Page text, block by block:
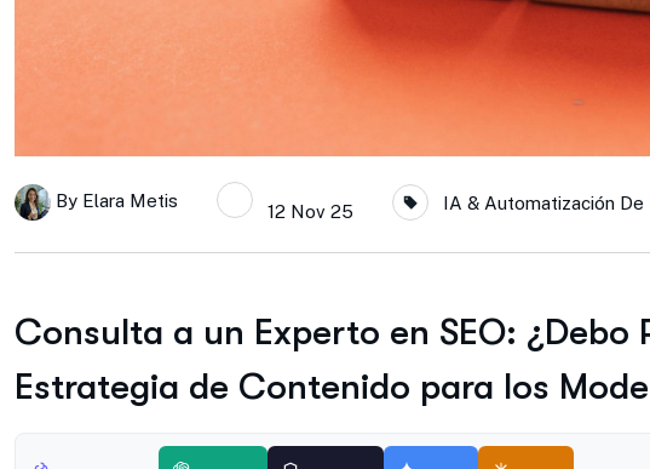
By Elara Metis
12 Nov 25 IA & Automatización De
Consulta a un Experto en SEO: ¿Debo
Estrategia de Contenido para los